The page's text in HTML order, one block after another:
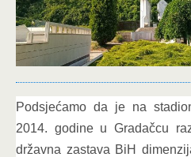
Podsjećamo da je na
2014. godine u Gradačcu
državna zastava BiH